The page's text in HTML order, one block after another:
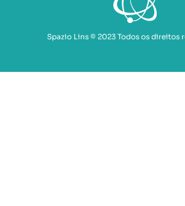
Spazio Lins © 2023 Todos os direitos